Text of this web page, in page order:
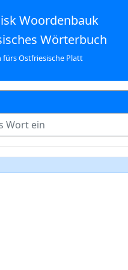
Woordenbauk
Wörterbuch
Ostfriesische Platt